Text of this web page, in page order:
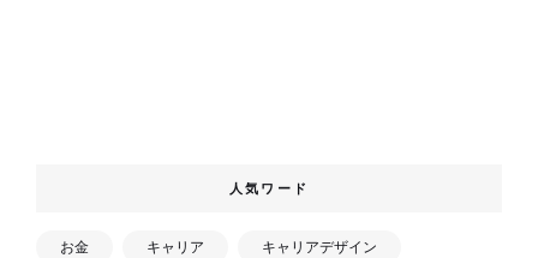
人気ワード
お金 キャリア キャリアデザイン